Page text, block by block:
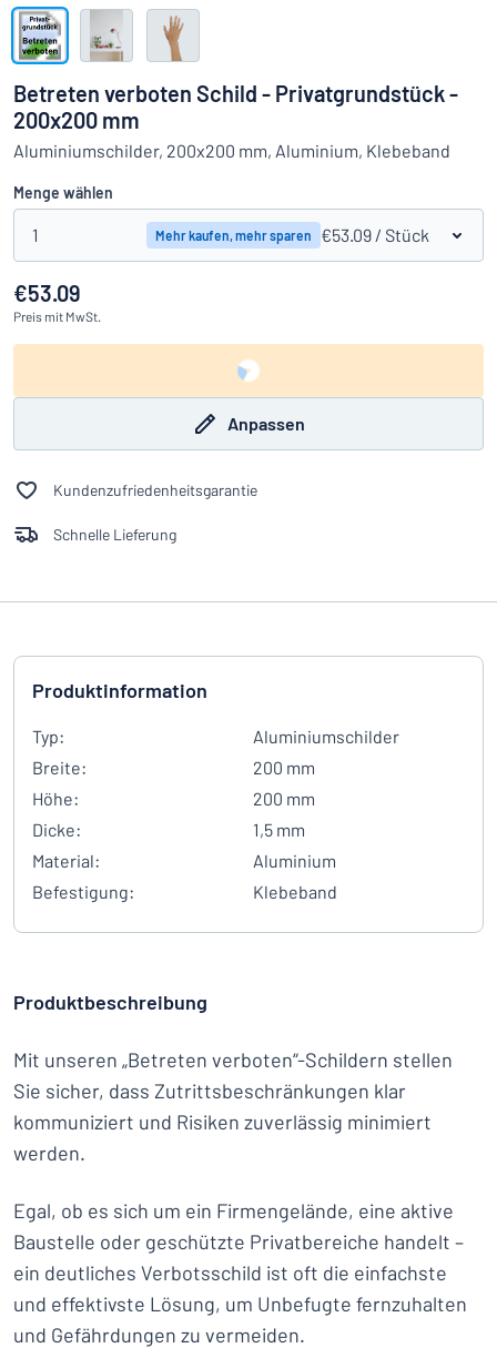
Das Gesuchte nicht gefunden?
Alle Kategorien anzeigen
Einloggen
Betreten verboten Schild - Privatgrundstück -
200x200 mm
Aluminiumschilder, 200x200 mm, Aluminium, Klebeband
Menge wählen
1 Mehr kaufen, mehr sparen €53.09 / Stück
€53.09
Preis mit MwSt.
Anpassen
Kundenzufriedenheitsgarantie
Schnelle Lieferung
Produktinformation
Typ:
Aluminiumschilder
Breite:
200 mm
Höhe:
200 mm
Dicke:
1,5 mm
Material:
Aluminium
Befestigung:
Klebeband
Produktbeschreibung
Mit unseren „Betreten verboten“-Schildern stellen
Sie sicher, dass Zutrittsbeschränkungen klar
kommuniziert und Risiken zuverlässig minimiert
werden.
Egal, ob es sich um ein Firmengelände, eine aktive
Baustelle oder geschützte Privatbereiche handelt –
ein deutliches Verbotsschild ist oft die einfachste
und effektivste Lösung, um Unbefugte fernzuhalten
und Gefährdungen zu vermeiden.